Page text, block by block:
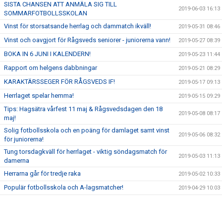
SISTA CHANSEN ATT ANMÄLA SIG TILL
SOMMARFOTBOLLSSKOLAN
2019-06-03 16:13
Vinst för storsatsande herrlag och dammatch ikväll! 2019-05-31 08:46
Vinst och oavgjort för Rågsveds seniorer - juniorerna vann! 2019-05-27 08:39
BOKA IN 6 JUNI I KALENDERN! 2019-05-23 11:44
Rapport om helgens dabbningar 2019-05-21 08:29
KARAKTÄRSSEGER FÖR RÅGSVEDS IF! 2019-05-17 09:13
Herrlaget spelar hemma! 2019-05-15 09:29
Tips: Hagsätra vårfest 11 maj & Rågsvedsdagen den 18
maj!
2019-05-08 08:17
Solig fotbollsskola och en poäng för damlaget samt vinst
för juniorerna!
2019-05-06 08:32
Tung torsdagkväll för herrlaget - viktig söndagsmatch för
damerna
2019-05-03 11:13
Herrarna går för tredje raka 2019-05-02 10:33
Populär fotbollsskola och A-lagsmatcher! 2019-04-29 10:03